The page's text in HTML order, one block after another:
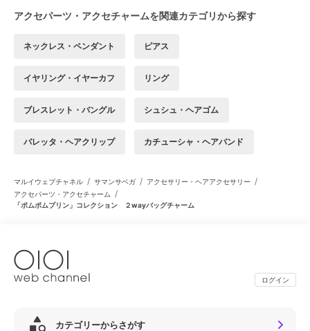
アクセパーツ・アクセチャームを関連カテゴリから探す
ネックレス・ペンダント ピアス
イヤリング・イヤーカフ リング
ブレスレット・バングル シュシュ・ヘアゴム
バレッタ・ヘアクリップ カチューシャ・ヘアバンド
マルイウェブチャネル / サマンサベガ / アクセサリー・ヘアアクセサリー /
アクセパーツ・アクセチャーム /
「ポムポムプリン」コレクション ２wayバッグチャーム
ログイン
カテゴリーからさがす